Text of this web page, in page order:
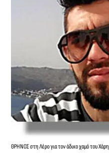
ΘΡΗΝΟΣ στη Λέρο για τον άδικο χαμό του Χάρη